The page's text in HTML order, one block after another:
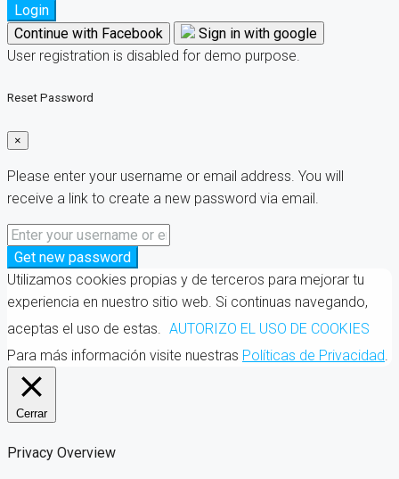
Login
Continue with Facebook
Sign in with google
User registration is disabled for demo purpose.
Reset Password
×
Please enter your username or email address. You will
receive a link to create a new password via email.
Get new password
Utilizamos cookies propias y de terceros para mejorar tu
experiencia en nuestro sitio web. Si continuas navegando,
aceptas el uso de estas. AUTORIZO EL USO DE COOKIES
Para más información visite nuestras Políticas de Privacidad.
Cerrar
Privacy Overview